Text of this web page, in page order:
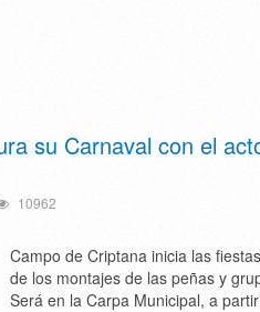
su Carnaval con el
10962
Campo de Criptana inicia las
de los montajes de las peñas y
Será en la Carpa Municipal, a